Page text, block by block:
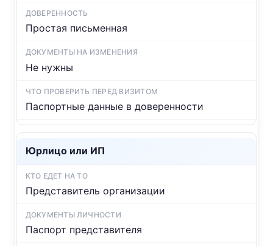
Простая письменная
Не нужны
Паспортные данные в доверенности
Юрлицо или ИП
Представитель организации
Паспорт представителя